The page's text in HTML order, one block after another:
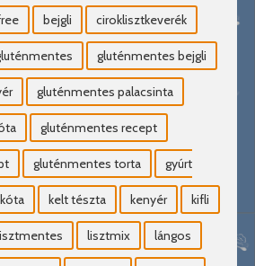
bejgli ciroklisztkeverék
gluténmentes bejgli
gluténmentes palacsinta
gluténmentes recept
gluténmentes torta gyúrt
kelt tészta kenyér kifli
lisztmix lángos